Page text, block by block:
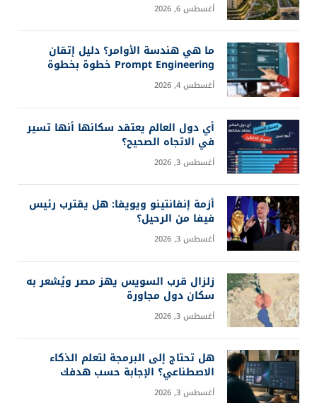
أغسطس 6, 2026
ما هي هندسة الأوامر؟ دليل إتقان
Prompt Engineering خطوة بخطوة
أغسطس 4, 2026
أي دول العالم يعتقد سكانها أنها تسير
في الاتجاه الصحيح؟
أغسطس 3, 2026
أزمة إنفانتينو ويويفا: هل يقترب رئيس
فيفا من الرحيل؟
أغسطس 3, 2026
زلزال قرب السويس يهز مصر ويُشعر به
سكان دول مجاورة
أغسطس 3, 2026
هل تحتاج إلى البرمجة لتعلم الذكاء
الاصطناعي؟ الإجابة حسب هدفك
أغسطس 3, 2026